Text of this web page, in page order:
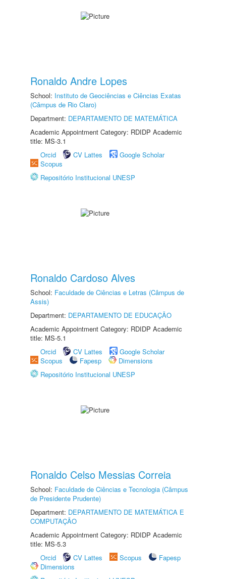
Ronaldo Andre Lopes
School: Instituto de Geociências e Ciências Exatas
(Câmpus de Rio Claro)
Department: DEPARTAMENTO DE MATEMÁTICA
Academic Appointment Category: RDIDP Academic
title: MS-3.1
Orcid
CV Lattes
Google Scholar
Scopus
Repositório Institucional UNESP
Ronaldo Cardoso Alves
School: Faculdade de Ciências e Letras (Câmpus de
Assis)
Department: DEPARTAMENTO DE EDUCAÇÃO
Academic Appointment Category: RDIDP Academic
title: MS-5.1
Orcid
CV Lattes
Google Scholar
Scopus
Fapesp
Dimensions
Repositório Institucional UNESP
Ronaldo Celso Messias Correia
School: Faculdade de Ciências e Tecnologia (Câmpus
de Presidente Prudente)
Department: DEPARTAMENTO DE MATEMÁTICA E
COMPUTAÇÃO
Academic Appointment Category: RDIDP Academic
title: MS-5.3
Orcid
CV Lattes Scopus
Fapesp
Dimensions